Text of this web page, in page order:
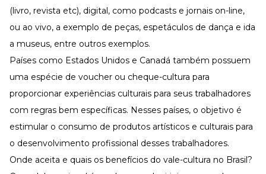
(livro, revista etc), digital, como podcasts e jornais on-line,
ou ao vivo, a exemplo de peças, espetáculos de dança e ida
a museus, entre outros exemplos.
Países como Estados Unidos e Canadá também possuem
uma espécie de voucher ou cheque-cultura para
proporcionar experiências culturais para seus trabalhadores
com regras bem específicas. Nesses países, o objetivo é
estimular o consumo de produtos artísticos e culturais para
o desenvolvimento profissional desses trabalhadores.
Onde aceita e quais os benefícios do vale-cultura no Brasil?